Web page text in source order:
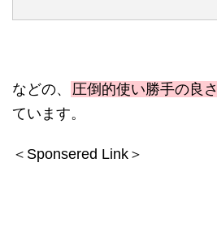
などの、 圧倒的使い勝手の良さ
ています。
＜Sponsered Link＞